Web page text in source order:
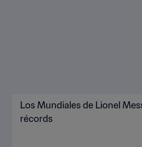
Los Mundiales de Lionel
récords